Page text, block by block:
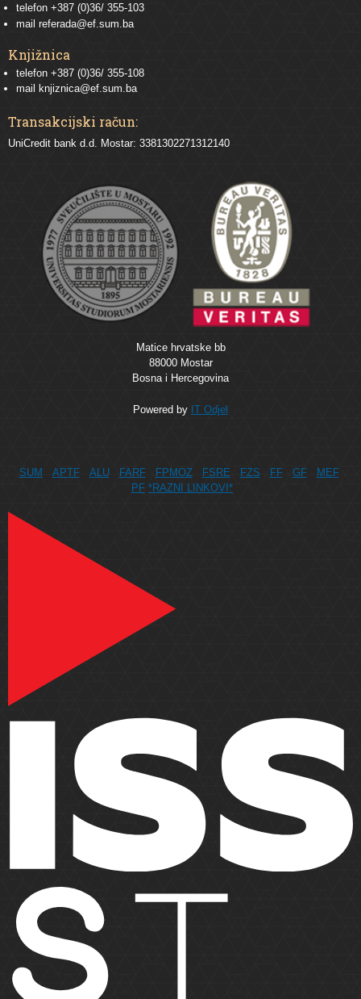
telefon +387 (0)36/ 355-103
mail referada@ef.sum.ba
Knjižnica
telefon +387 (0)36/ 355-108
mail
knjiznica@ef.sum.ba
Transakcijski račun:
UniCredit bank d.d. Mostar: 3381302271312140
Matice hrvatske bb
88000 Mostar
Bosna i Hercegovina
Powered by IT Odjel
SUM APTF ALU FARF FPMOZ FSRE FZS FF GF
MEF
PF *RAZNI LINKOVI*